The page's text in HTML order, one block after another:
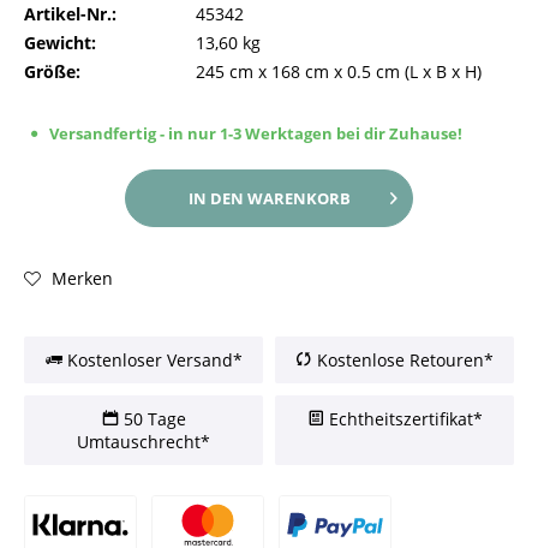
Artikel-Nr.:
45342
Gewicht:
13,60 kg
Größe:
245 cm x 168 cm x 0.5 cm (L x B x H)
Versandfertig - in nur 1-3 Werktagen bei dir Zuhause!
IN DEN WARENKORB
Merken
Kostenloser Versand* Kostenlose Retouren*
50 Tage
Umtauschrecht*
Echtheitszertifikat*